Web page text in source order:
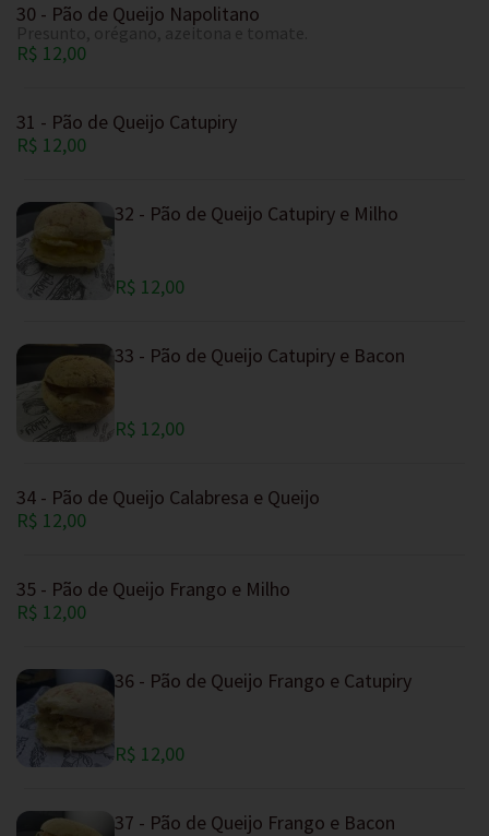
30 - Pão de Queijo Napolitano
R$ 12,00
31 - Pão de Queijo Catupiry
R$ 12,00
32 - Pão de Queijo Catupiry e Milho
R$ 12,00
33 - Pão de Queijo Catupiry e Bacon
R$ 12,00
34 - Pão de Queijo Calabresa e Queijo
R$ 12,00
35 - Pão de Queijo Frango e Milho
R$ 12,00
36 - Pão de Queijo Frango e Catupiry
R$ 12,00
37 - Pão de Queijo Frango e Bacon